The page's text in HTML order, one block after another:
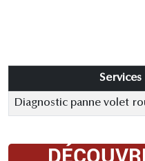
Services
Diagnostic panne volet